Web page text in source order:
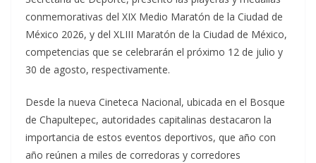
conmemorativas del XIX Medio Maratón de la Ciudad de
México 2026, y del XLIII Maratón de la Ciudad de México,
competencias que se celebrarán el próximo 12 de julio y
30 de agosto, respectivamente.
Desde la nueva Cineteca Nacional, ubicada en el Bosque
de Chapultepec, autoridades capitalinas destacaron la
importancia de estos eventos deportivos, que año con
año reúnen a miles de corredoras y corredores